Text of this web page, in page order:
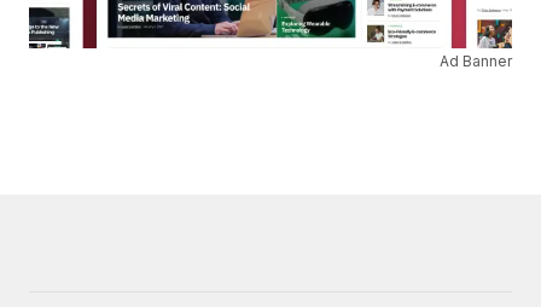
Ad Banner